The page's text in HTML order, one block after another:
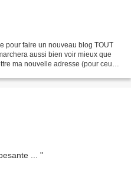
pour faire un nouveau blog TOUT
aussi bien voir mieux que
ma nouvelle adresse (pour ceux